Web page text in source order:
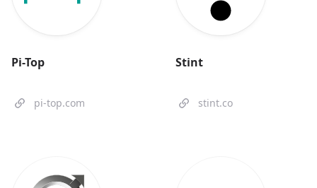
Pi-Top
pi-top.com
Stint
stint.co